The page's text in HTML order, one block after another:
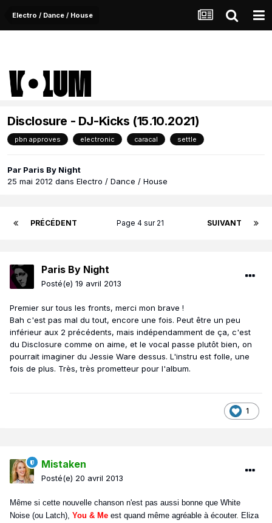
Electro / Dance / House
Disclosure - DJ-Kicks (15.10.2021)
pbn approves electronic caracal settle
Par Paris By Night
25 mai 2012 dans Electro / Dance / House
PRÉCÉDENT SUIVANT
Page 4 sur 21
Paris By Night
Posté(e) 19 avril 2013
Premier sur tous les fronts, merci mon brave !
Bah c'est pas mal du tout, encore une fois. Peut être un peu
inférieur aux 2 précédents, mais indépendamment de ça, c'est
du Disclosure comme on aime, et le vocal passe plutôt bien, on
pourrait imaginer du Jessie Ware dessus. L'instru est folle, une
fois de plus. Très, très prometteur pour l'album.
1
Mistaken
Posté(e) 20 avril 2013
Même si cette nouvelle chanson n'est pas aussi bonne que White
Noise (ou Latch), You & Me est quand même agréable à écouter. Eliza